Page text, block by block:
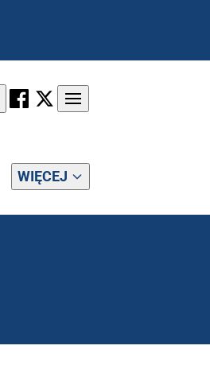
WIĘCEJ